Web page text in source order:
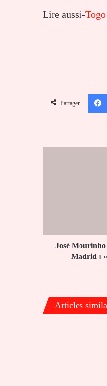
Lire aussi-
Partager
Madrid
spéculation
José Mourinho
Madrid : «
Articles